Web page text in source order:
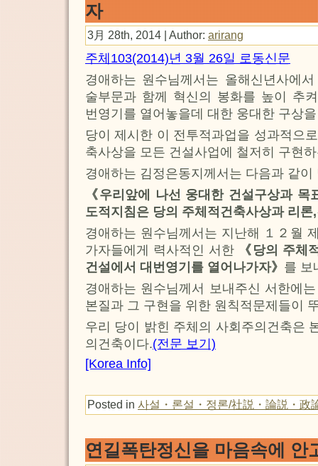
자
3月 28th, 2014 | Author: arirang
주체103(2014)년 3월 26일 로동신문
경애하는 원수님께서는 올해신년사에
술부문과 함께 혁신의 봉화를 높이 추
번영기를 열어놓을데 대한 웅대한 구상
당이 제시한 이 전투적과업을 성과적으
축사상을 모든 건설사업에 철저히 구현
경애하는 김정은동지께서는 다음과 같이
《우리앞에 나선 웅대한 건설구상과
도적지침은 당의 주체적건축사상과 리
경애하는 원수님께서는 지난해 １２월
가자들에게 력사적인 서한
《당의 주체
건설에서 대번영기를 열어나가자》 를 보
경애하는 원수님께서 보내주신 서한에
본질과 그 구현을 위한 원칙적문제들이
우리 당이 밝힌 주체의 사회주의건축은
의건축이다.(전문 보기)
[Korea Info]
Posted in 사설・론설・정론/社説・論説・政
연길폭탄정신을 마음속에 안